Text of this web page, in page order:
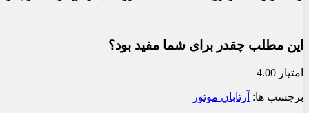
این مطلب چقدر برای شما مفید بود؟
امتیاز 4.00
برچسب ها: آرتابان موتور